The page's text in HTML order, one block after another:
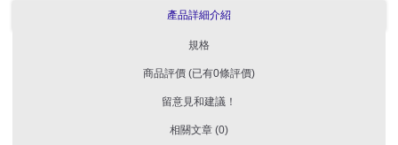
產品詳細介紹
規格
商品評價 (已有0條評價)
留意見和建議！
相關文章 (0)